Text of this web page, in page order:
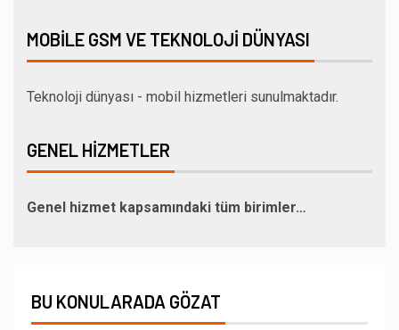
MOBILE GSM VE TEKNOLOJI DÜNYASI
Teknoloji dünyası - mobil hizmetleri sunulmaktadır.
GENEL HIZMETLER
Genel hizmet kapsamındaki tüm birimler…
BU KONULARADA GÖZAT